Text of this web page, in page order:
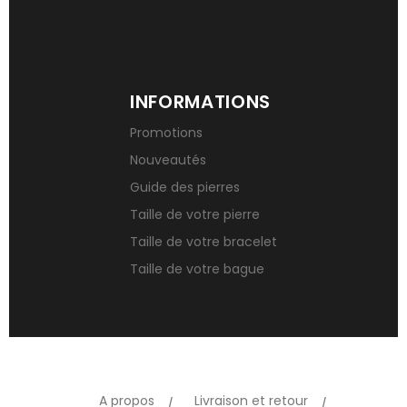
INFORMATIONS
Promotions
Nouveautés
Guide des pierres
Taille de votre pierre
Taille de votre bracelet
Taille de votre bague
A propos Livraison et retour